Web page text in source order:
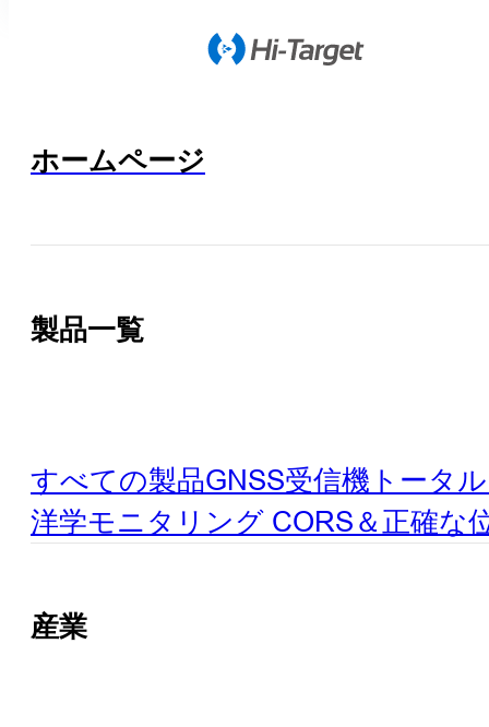
ホームページ
製品一覧
すべての製品GNSS受信機 トータ
洋学モニタリング CORS＆正確な
産業